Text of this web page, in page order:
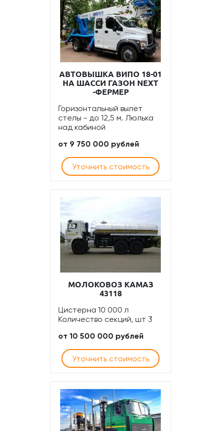
АВТОВЫШКА ВИПО 18-01
НА ШАССИ ГАЗОН NEXT
-ФЕРМЕР
Горизонтальный вылет
стелы - до 12,5 м. Люлька
над кабиной
от 9 750 000 рублей
Уточнить стоимость
МОЛОКОВОЗ КАМАЗ
43118
Цистерна 10 000 л
Количество секций, шт 3
от 10 500 000 рублей
Уточнить стоимость